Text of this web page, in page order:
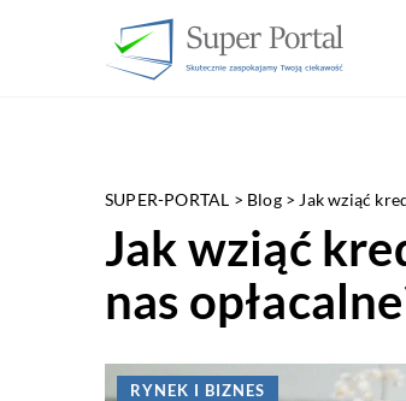
SUPER-PORTAL > Blog> Jak wziąć
Jak wziąć
nas
RYNEK I BIZNES